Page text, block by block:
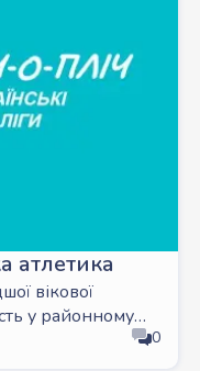
атлетика
вікової
у районному
«Пліч-о-пліч» з0